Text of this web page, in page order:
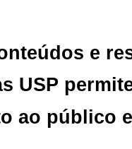
e
USP
ao público